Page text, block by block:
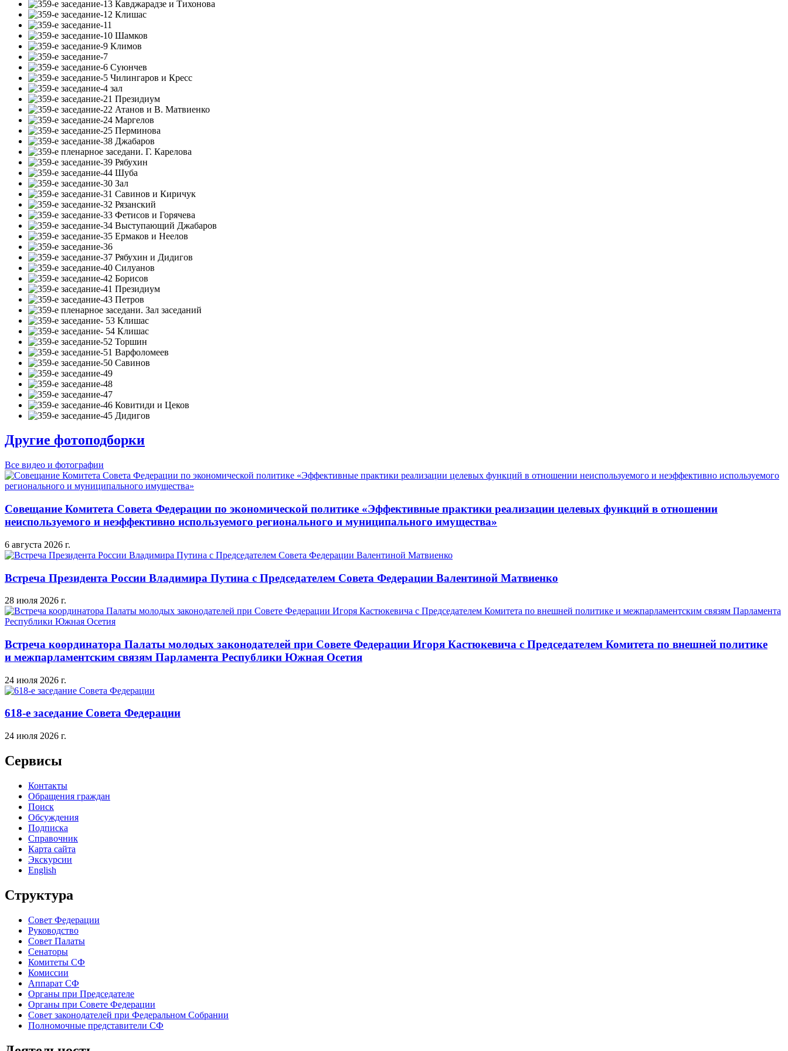
Другие фотоподборки
Все видео и фотографии
Совещание Комитета Совета Федерации по экономической политике «Эффективные практики реализации целевых функций в отношении
неиспользуемого и неэффективно используемого регионального и муниципального имущества»
6 августа 2026 г.
Встреча Президента России Владимира Путина с Председателем Совета Федерации Валентиной Матвиенко
28 июля 2026 г.
Встреча координатора Палаты молодых законодателей при Совете Федерации Игоря Кастюкевича с Председателем Комитета по внешней политике
и межпарламентским связям Парламента Республики Южная Осетия
24 июля 2026 г.
618-е заседание Совета Федерации
24 июля 2026 г.
Сервисы
Контакты
Обращения граждан
Поиск
Обсуждения
Подписка
Справочник
Карта сайта
Экскурсии
English
Структура
Совет Федерации
Руководство
Совет Палаты
Сенаторы
Комитеты СФ
Комиссии
Аппарат СФ
Органы при Председателе
Органы при Совете Федерации
Совет законодателей при Федеральном Собрании
Полномочные представители СФ